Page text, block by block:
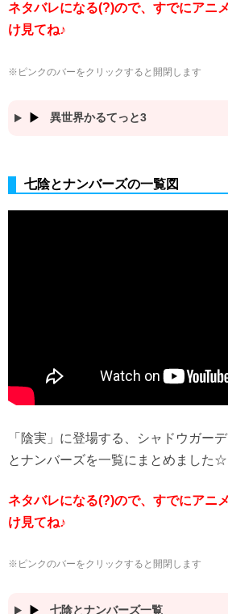
ネタバレになる(?)ので、すでにアニ
け見てね♪
※ピンクのバーをクリックすると開閉します
異世界かるてっと3
七陰とナンバーズの一覧図
「陰実」に登場する、シャドウガー
とナンバーズを一覧にまとめました☆
ネタバレになる(?)ので、すでにアニ
け見てね♪
※ピンクのバーをクリックすると開閉します
七陰とナンバーズ一覧